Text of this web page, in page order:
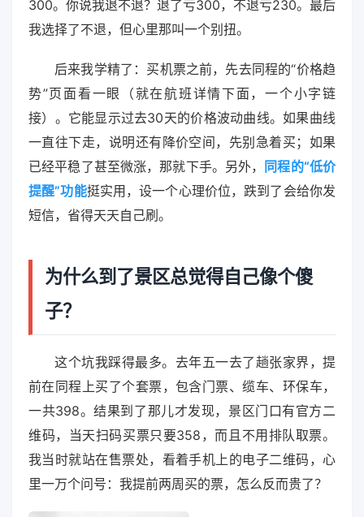
300。你说我退不退？退了亏300，不退亏230。最后
我选择了不退，但心里那叫一个别扭。
后来我学精了：买机票之前，先去同程的“价格趋
势”页面看一眼（就在航班详情下面，一个小字链
接）。它能显示过去30天的价格波动曲线。如果曲线
一直往下走，说明还有降价空间，先别急着买；如果
已经平稳了甚至微涨，那就下手。另外， 同程的“低价
提醒”功能挺实用，设一个心理价位，跌到了会给你发
短信，省得天天自己刷。
为什么到了景区总觉得自己像个傻
子？
这个坑我踩得最多。去年五一去了趟张家界，提
前在同程上买了个套票，包含门票、缆车、环保车，
一共398。结果到了那儿才发现，景区门口有官方二
维码，当天扫码买票只要358，而且不用排队取票。
我当时就站在售票处，看着手机上的电子二维码，心
里一万个问号：我提前两周买的票，怎么反而贵了？